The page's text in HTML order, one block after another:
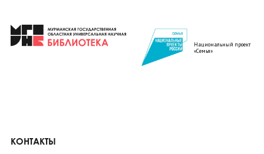
Национальный проект
«Семья»
КОНТАКТЫ